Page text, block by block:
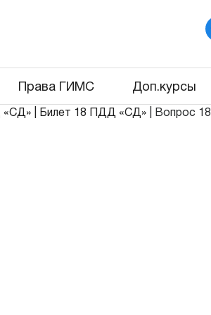
Права ГИМС Доп.курсы
«СД» Билет 18 ПДД «СД» Вопрос 18